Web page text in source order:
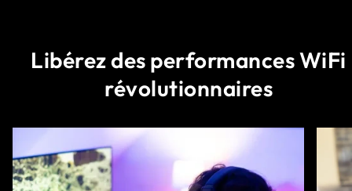
Libérez des performances WiFi
révolutionnaires